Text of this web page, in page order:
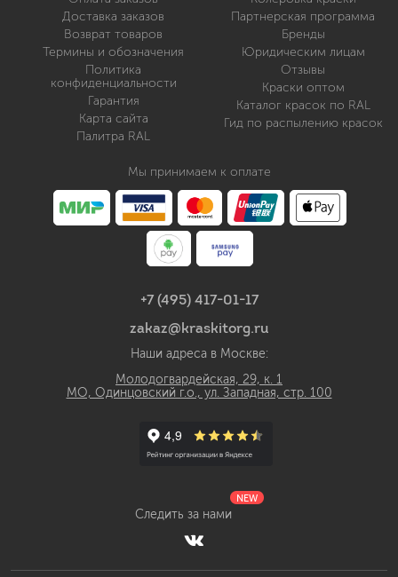
Доставка заказов
Возврат товаров
Термины и обозначения
Политика
конфиденциальности
Гарантия
Карта сайта
Палитра RAL
Партнерская программа
Бренды
Юридическим лицам
Отзывы
Краски оптом
Каталог красок по RAL
Гид по распылению красок
Мы принимаем к оплате
+7 (495) 417-01-17
zakaz@kraskitorg.ru
Наши адреса в Москве:
Молодогвардейская, 29, к. 1
МО, Одинцовский г.о., ул. Западная, стр. 100
Следить за нами
NEW